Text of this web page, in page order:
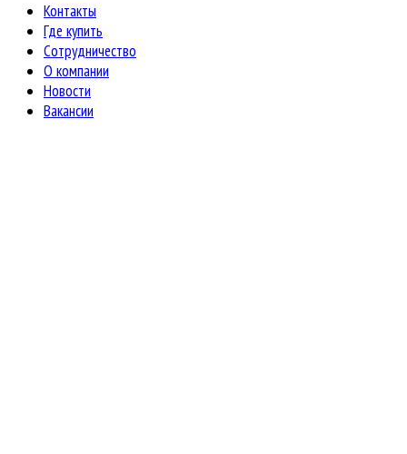
Контакты
Где купить
Сотрудничество
О компании
Новости
Вакансии